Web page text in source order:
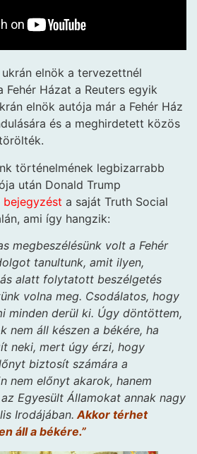
elnök a tervezettnél
Fehér Házat a Reuters egyik
elnök autója már a Fehér Ház
és a meghirdetett közös
történelmének legbizarrabb
után Donald Trump
a saját Truth Social
ami így hangzik:
megbeszélésünk volt a Fehér
tanultunk, amit ilyen,
alatt folytatott beszélgetés
volna meg. Csodálatos, hogy
minden derül ki. Úgy döntöttem,
nem áll készen a békére, ha
neki, mert úgy érzi, hogy
biztosít számára a
nem előnyt akarok, hanem
Egyesült Államokat annak nagy
Irodájában. Akkor térhet
áll a békére.”